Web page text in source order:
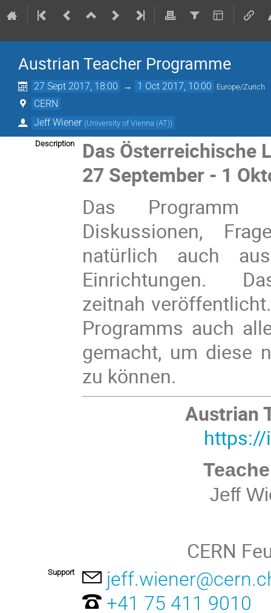
Austrian Teacher Programme
27 Sept 2017, 18:00 → 1 Oct 2017, 10:00 Europe/Zurich
CERN
Jeff Wiener (University of Vienna (AT))
Description
Das Österreichische
27 September - 1
Das Programm
Diskussionen,
natürlich auch
Einrichtungen.
zeitnah
Programms auch
gemacht, um diese
zu können.
Austrian
https://
Jeff
CERN
Support
+41 75 411 9010